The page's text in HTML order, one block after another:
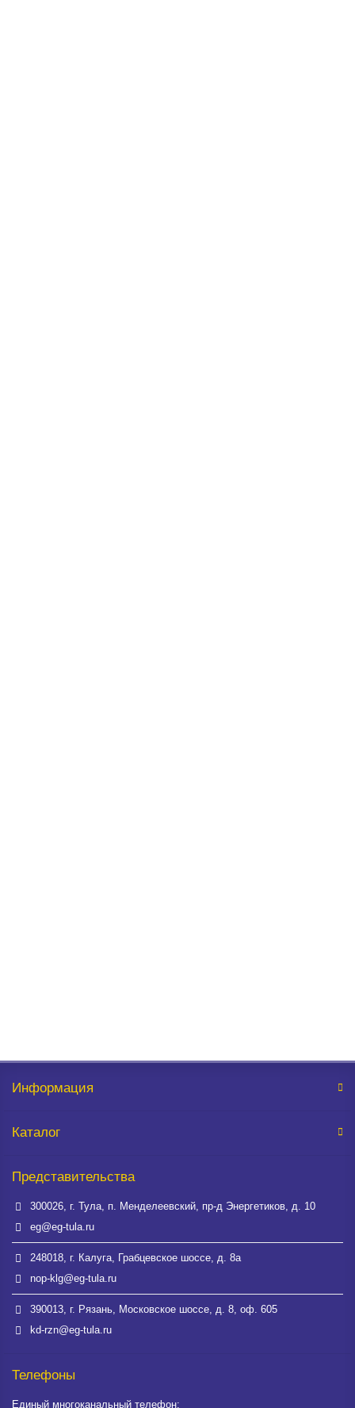
Информация
Каталог
Представительства
300026, г. Тула, п. Менделеевский, пр-д Энергетиков, д. 10
eg@eg-tula.ru
248018, г. Калуга, Грабцевское шоссе, д. 8а
nop-klg@eg-tula.ru
390013, г. Рязань, Московское шоссе, д. 8, оф. 605
kd-rzn@eg-tula.ru
Телефоны
Единый многоканальный телефон: